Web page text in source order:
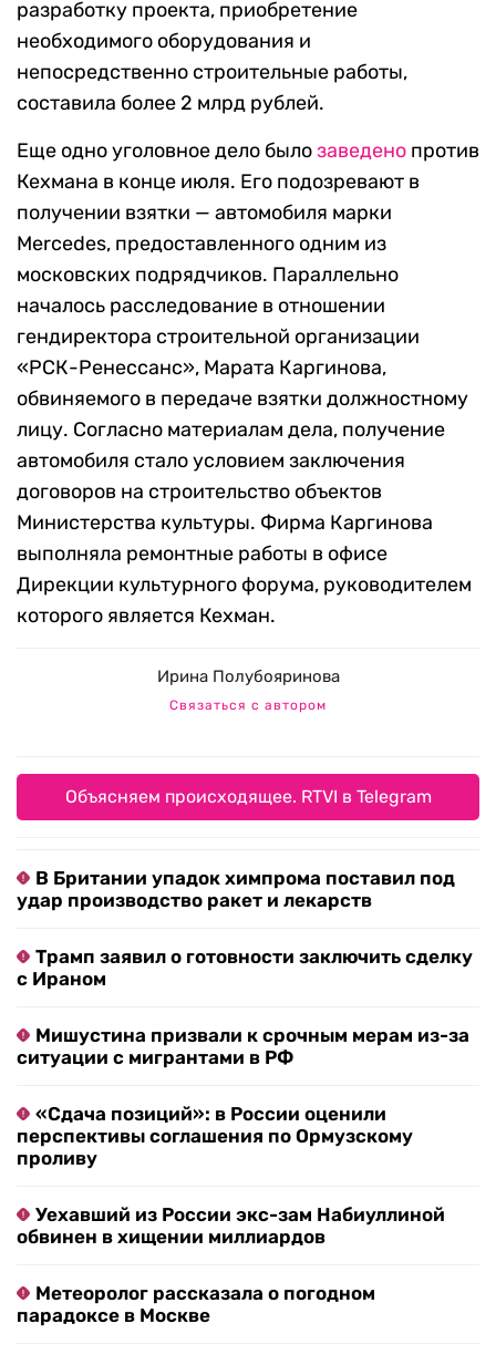
разработку проекта, приобретение
необходимого оборудования и
непосредственно строительные работы,
составила более 2 млрд рублей.
Еще одно уголовное дело былозаведено против
Кехмана в конце июля. Его подозревают в
получении взятки — автомобиля марки
Mercedes, предоставленного одним из
московских подрядчиков. Параллельно
началось расследование в отношении
гендиректора строительной организации
«РСК-Ренессанс», Марата Каргинова,
обвиняемого в передаче взятки должностному
лицу. Согласно материалам дела, получение
автомобиля стало условием заключения
договоров на строительство объектов
Министерства культуры. Фирма Каргинова
выполняла ремонтные работы в офисе
Дирекции культурного форума, руководителем
которого является Кехман.
Ирина Полубояринова
Связаться с автором
Объясняем происходящее. RTVI в Telegram
В Британии упадок химпрома поставил под
удар производство ракет и лекарств
Трамп заявил о готовности заключить сделку
с Ираном
Мишустина призвали к срочным мерам из-за
ситуации с мигрантами в РФ
«Сдача позиций»: в России оценили
перспективы соглашения по Ормузскому
проливу
Уехавший из России экс-зам Набиуллиной
обвинен в хищении миллиардов
Метеоролог рассказала о погодном
парадоксе в Москве